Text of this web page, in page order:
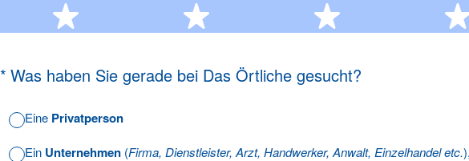
1 Stern 2 Sterne 3 Sterne
* Was haben Sie gerade bei Das Örtliche gesucht?
(Erforderlich.)
Eine Privatperson
Ein Unternehmen (Firma, Dienstleister, Arzt, Handwerker, Anwalt, Einzelhandel etc.